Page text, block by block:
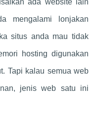
mengalami lonjakan
situs anda mau tidak
hosting digunakan
Tapi kalau semua web
jenis web satu ini